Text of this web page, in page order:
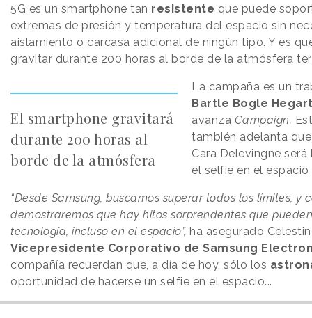
5G es un smartphone tan resistente que puede
extremas de presión y temperatura del espacio sin
aislamiento o carcasa adicional de ningún tipo. Y es
gravitar durante 200 horas al borde de la atmósfera
El smartphone gravitará
durante 200 horas al
borde de la atmósfera
La campaña es un
Bartle Bogle
avanza Campaign.
también adelanta
Cara Delevingne
el selfie en el espacio
“Desde Samsung, buscamos superar todos los límites, y
demostraremos que hay hitos sorprendentes que
tecnología, incluso en el espacio”, ha asegurado
Vicepresidente Corporativo de Samsung
compañía recuerdan que, a día de hoy, sólo los
oportunidad de hacerse un selfie en el espacio...